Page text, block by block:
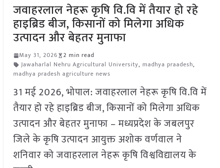
जवाहरलाल नेहरू कृषि वि.वि में तैयार हो रहे
हाइब्रिड बीज, किसानों को मिलेगा अधिक
उत्पादन और बेहतर मुनाफा
May 31, 2026
2 min read
Jawaharlal Nehru Agricultural University, madhya praadesh,
madhya pradesh agriculture news
31 मई 2026, भोपाल: जवाहरलाल नेहरू कृषि वि.वि में
तैयार हो रहे हाइब्रिड बीज, किसानों को मिलेगा अधिक
उत्पादन और बेहतर मुनाफा – मध्यप्रदेश के जबलपुर
जिले के कृषि उत्पादन आयुक्त अशोक वर्णवाल ने
शनिवार को जवाहरलाल नेहरू कृषि विश्वविद्यालय के